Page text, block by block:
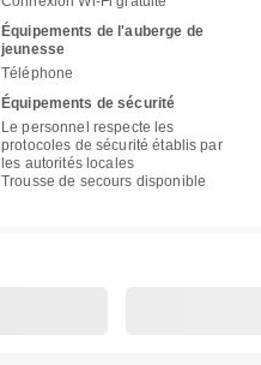
Équipements de l'auberge de
jeunesse
Téléphone
Équipements de sécurité
Le personnel respecte les
protocoles de sécurité établis par
les autorités locales
Trousse de secours disponible